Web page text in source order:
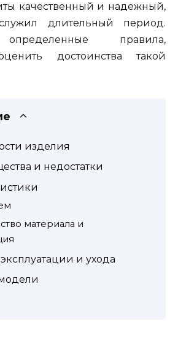
качественный и надежный,
длительный период.
правила,
достоинства такой
изделия
и недостатки
материала и
и ухода